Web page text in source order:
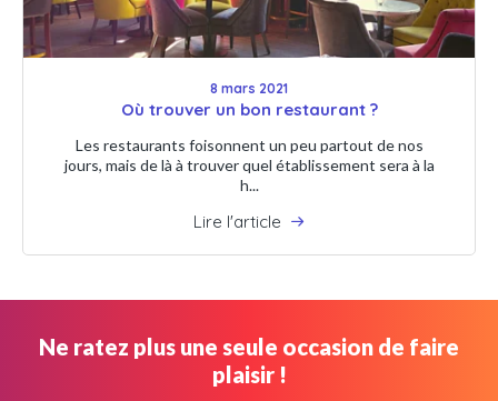
8 mars 2021
Où trouver un bon restaurant ?
Les restaurants foisonnent un peu partout de nos
jours, mais de là à trouver quel établissement sera à la
h...
Lire l'article
Ne ratez plus une seule occasion de faire
plaisir !